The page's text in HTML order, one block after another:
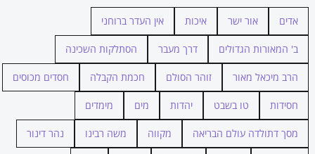
אדים אור ישר איכות אין העדר ברוחני
ב' המאורות הגדולים דרך מעבר הסתלקות השכינה
הרב מיכאל מאור זוהר הסולם חכמת הקבלה חסדים מכוסים
חסידות טו בשבט יהדות מים מימדים
מסך דתולדה עולם הבריאה מקווה משה רבינו נהר דינור